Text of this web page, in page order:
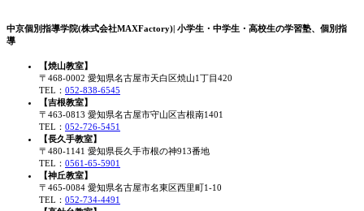
中京個別指導学院(株式会社MAXFactory)| 小学生・中学生・高校生の学習塾、個別指
導
【焼山教室】
〒468-0002 愛知県名古屋市天白区焼山1丁目420
TEL： 052-838-6545
【吉根教室】
〒463-0813 愛知県名古屋市守山区吉根南1401
TEL： 052-726-5451
【長久手教室】
〒480-1141 愛知県長久手市根の神913番地
TEL： 0561-65-5901
【神丘教室】
〒465-0084 愛知県名古屋市名東区西里町1-10
TEL： 052-734-4491